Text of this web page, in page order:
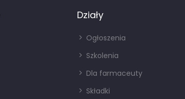
Działy
Ogłoszenia
Szkolenia
Dla farmaceuty
Składki